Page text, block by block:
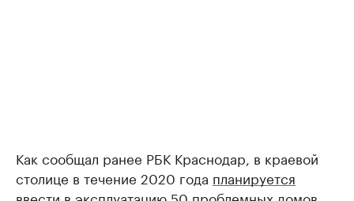
Как сообщал ранее РБК Краснодар, в краевой
столице в течение 2020 года планируется